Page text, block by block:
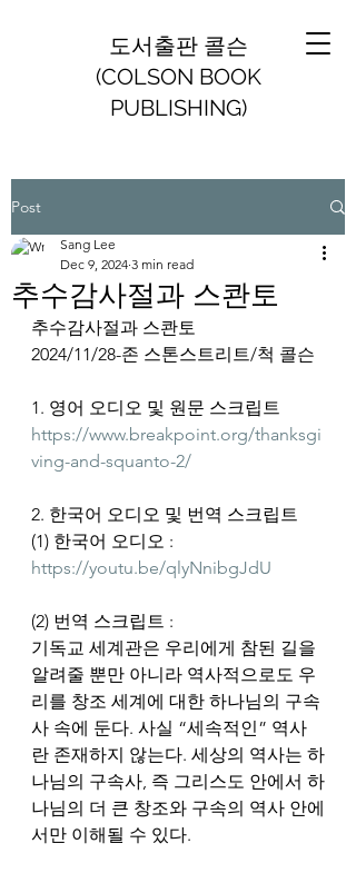
도서출판 콜슨
(COLSON BOOK
PUBLISHING)
Post
추수감사절과 스콴토
Sang Lee
Dec 9, 2024 3 min read
추수감사절과 스콴토
2024/11/28-존 스톤스트리트/척 콜슨
1. 영어 오디오 및 원문 스크립트
https://www.breakpoint.org/thanksgi
ving-and-squanto-2/
2. 한국어 오디오 및 번역 스크립트
(1) 한국어 오디오 :
https://youtu.be/qlyNnibgJdU
(2) 번역 스크립트 :
기독교 세계관은 우리에게 참된 길을
알려줄 뿐만 아니라 역사적으로도 우
리를 창조 세계에 대한 하나님의 구속
사 속에 둔다. 사실 “세속적인” 역사
란 존재하지 않는다. 세상의 역사는 하
나님의 구속사, 즉 그리스도 안에서 하
나님의 더 큰 창조와 구속의 역사 안에
서만 이해될 수 있다.